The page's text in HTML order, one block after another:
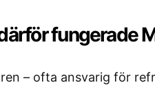
fungerade
– ofta ansvarig för